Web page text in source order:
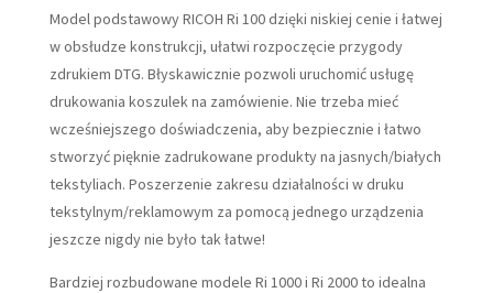
Model podstawowy RICOH Ri 100 dzięki niskiej cenie i łatwej
w obsłudze konstrukcji, ułatwi rozpoczęcie przygody
zdrukiem DTG. Błyskawicznie pozwoli uruchomić usługę
drukowania koszulek na zamówienie. Nie trzeba mieć
wcześniejszego doświadczenia, aby bezpiecznie i łatwo
stworzyć pięknie zadrukowane produkty na jasnych/białych
tekstyliach. Poszerzenie zakresu działalności w druku
tekstylnym/reklamowym za pomocą jednego urządzenia
jeszcze nigdy nie było tak łatwe!
Bardziej rozbudowane modele Ri 1000 i Ri 2000 to idealna